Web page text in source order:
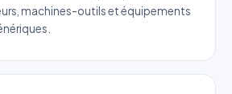
machines-outils et équipements
24h — Sans engagement